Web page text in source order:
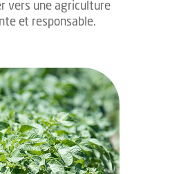
vers une agriculture
et responsable.